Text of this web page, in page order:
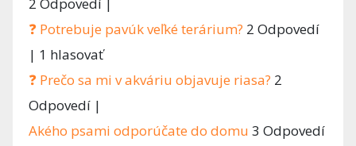
❓ Potrebuje pavúk veľké terárium? 2 Odpovedí
| 1 hlasovať
❓ Prečo sa mi v akváriu objavuje riasa? 2
Odpovedí |
Akého psami odporúčate do domu 3 Odpovedí